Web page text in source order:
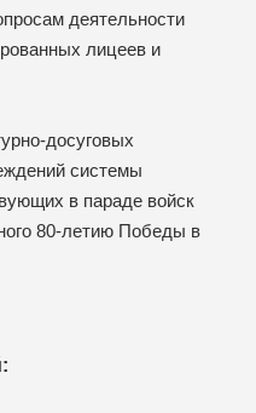
деятельности
лицеев и
досуговых
системы
в параде войск
80-летию Победы в